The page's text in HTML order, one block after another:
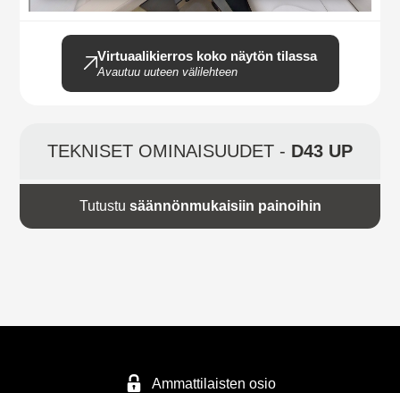
Virtuaalikierros koko näytön tilassa
Avautuu uuteen välilehteen
TEKNISET OMINAISUUDET - D43 UP
Tutustu säännönmukaisiin painoihin
Ammattilaisten osio